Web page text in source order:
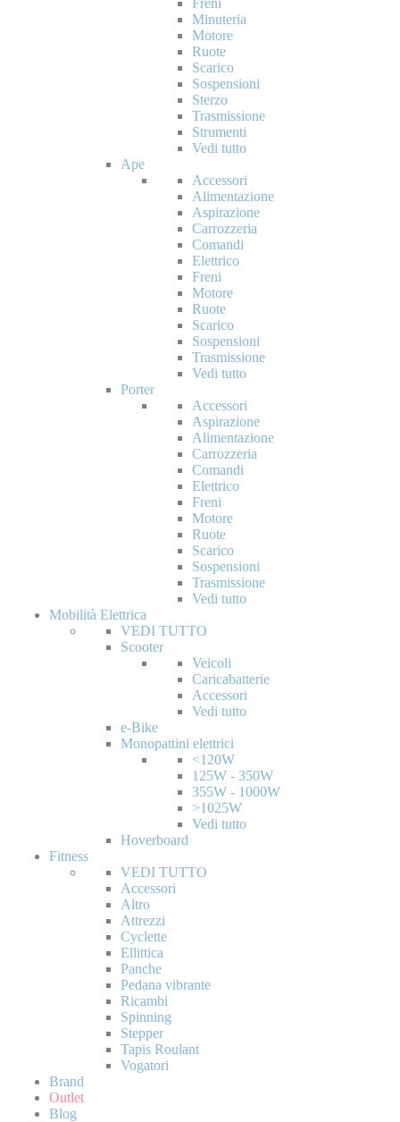
Freni
Minuteria
Motore
Ruote
Scarico
Sospensioni
Sterzo
Trasmissione
Strumenti
Vedi tutto
Ape
Accessori
Alimentazione
Aspirazione
Carrozzeria
Comandi
Elettrico
Freni
Motore
Ruote
Scarico
Sospensioni
Trasmissione
Vedi tutto
Porter
Accessori
Aspirazione
Alimentazione
Carrozzeria
Comandi
Elettrico
Freni
Motore
Ruote
Scarico
Sospensioni
Trasmissione
Vedi tutto
Mobilità Elettrica
VEDI TUTTO
Scooter
Veicoli
Caricabatterie
Accessori
Vedi tutto
e-Bike
Monopattini elettrici
<120W
125W - 350W
355W - 1000W
>1025W
Vedi tutto
Hoverboard
Fitness
VEDI TUTTO
Accessori
Altro
Attrezzi
Cyclette
Ellittica
Panche
Pedana vibrante
Ricambi
Spinning
Stepper
Tapis Roulant
Vogatori
Brand
Outlet
Blog